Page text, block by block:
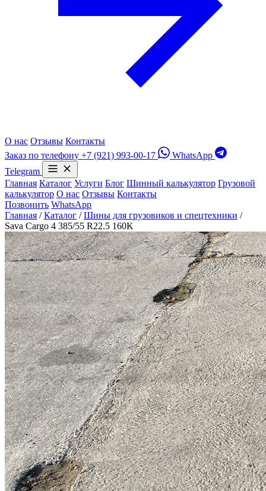
О нас Отзывы Контакты
Заказ по телефону +7 (921) 993-00-17
WhatsApp
Telegram
Главная Каталог Услуги Блог Шинный калькулятор Грузовой
калькулятор О нас Отзывы Контакты
Позвонить WhatsApp
Главная / Каталог / Шины для грузовиков и спецтехники /
Sava Cargo 4 385/55 R22.5 160K